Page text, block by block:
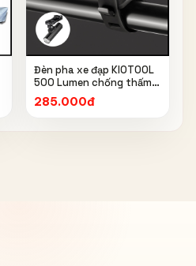
Đèn pha xe đạp KIOTOOL
500 Lumen chống thấm
nước IPX6 6603
285.000đ